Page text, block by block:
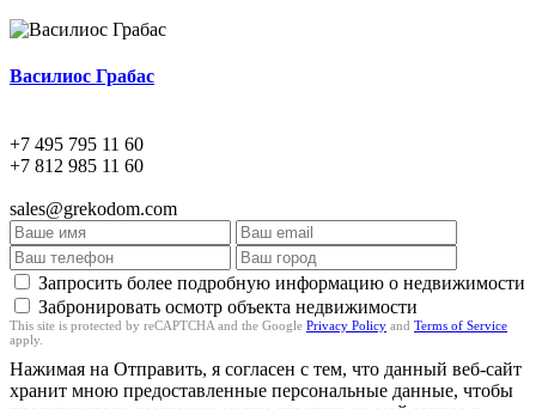
Василиос Грабас
+7 495 795 11 60
+7 812 985 11 60
sales@grekodom.com
Запросить более подробную информацию о недвижимости
Забронировать осмотр объекта недвижимости
This site is protected by reCAPTCHA and the Google Privacy Policy and Terms of Service
apply.
Нажимая на Отправить, я согласен с тем, что данный веб-сайт
хранит мною предоставленные персональные данные, чтобы